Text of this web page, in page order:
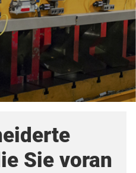
Sie voran